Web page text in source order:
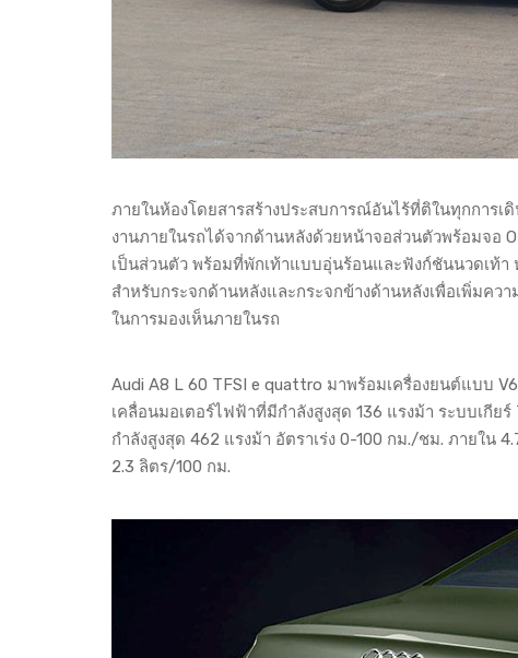
ภายในห้องโดยสารสร้างประสบการณ์อันไร้ที่ติในทุกการ
งานภายในรถได้จากด้านหลังด้วยหน้าจอส่วนตัวพร้อมจอ
เป็นส่วนตัว พร้อมที่พักเท้าแบบอุ่นร้อนและฟังก์ชันนวดเท้
สำหรับกระจกด้านหลังและกระจกข้างด้านหลังเพื่อเพิ่มค
ในการมองเห็นภายในรถ
Audi A8 L 60 TFSI e quattro มาพร้อมเครื่องยนต์แบบ
เคลื่อนมอเตอร์ไฟฟ้าที่มีกำลังสูงสุด 136 แรงม้า ระบบเกี
กำลังสูงสุด 462 แรงม้า อัตราเร่ง 0-100 กม./ชม. ภายใน
2.3 ลิตร/100 กม.